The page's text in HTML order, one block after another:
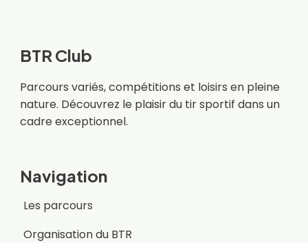
BTR Club
Parcours variés, compétitions et loisirs en pleine
nature. Découvrez le plaisir du tir sportif dans un
cadre exceptionnel.
Navigation
Les parcours
Organisation du BTR